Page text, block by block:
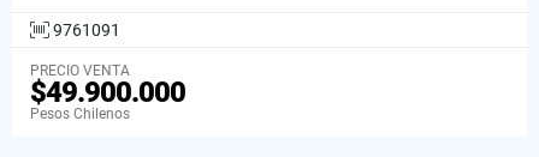
9761091
PRECIO VENTA
$49.900.000
Pesos Chilenos